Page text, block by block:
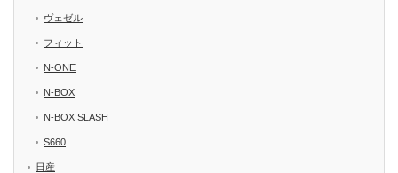
ヴェゼル
フィット
N-ONE
N-BOX
N-BOX SLASH
S660
日産